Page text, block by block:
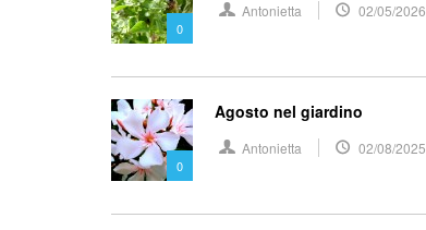
0
Antonietta 02/05/2026
0
Agosto nel giardino
Antonietta 02/08/2025